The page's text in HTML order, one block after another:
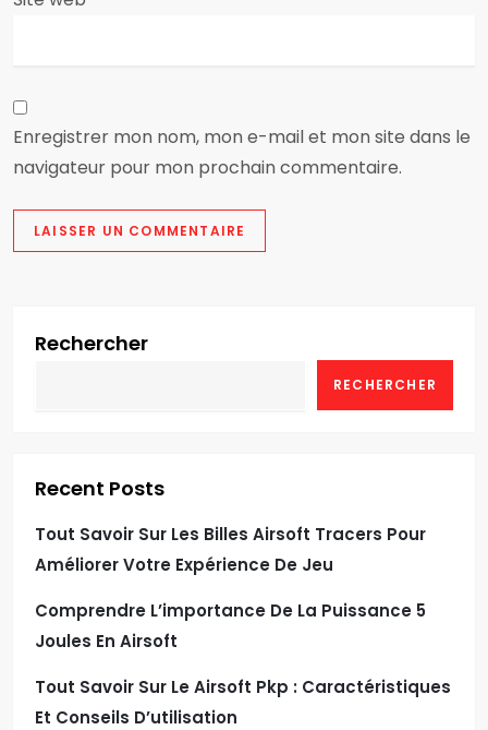
Enregistrer mon nom, mon e-mail et mon site dans le
navigateur pour mon prochain commentaire.
Rechercher
RECHERCHER
Recent Posts
Tout Savoir Sur Les Billes Airsoft Tracers Pour
Améliorer Votre Expérience De Jeu
Comprendre L’importance De La Puissance 5
Joules En Airsoft
Tout Savoir Sur Le Airsoft Pkp : Caractéristiques
Et Conseils D’utilisation